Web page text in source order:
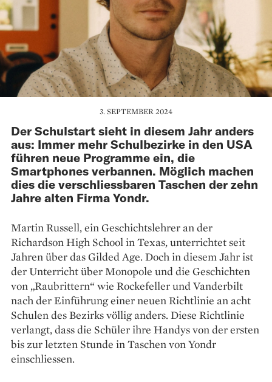
3. SEPTEMBER 2024
Der Schulstart sieht in diesem Jahr anders
aus: Immer mehr Schulbezirke in den USA
führen neue Programme ein, die
Smartphones verbannen. Möglich machen
dies die verschliessbaren Taschen der zehn
Jahre alten Firma Yondr.
Martin Russell, ein Geschichtslehrer an der
Richardson High School in Texas, unterrichtet seit
Jahren über das Gilded Age. Doch in diesem Jahr ist
der Unterricht über Monopole und die Geschichten
von „Raubrittern“ wie Rockefeller und Vanderbilt
nach der Einführung einer neuen Richtlinie an acht
Schulen des Bezirks völlig anders. Diese Richtlinie
verlangt, dass die Schüler ihre Handys von der ersten
bis zur letzten Stunde in Taschen von Yondr
einschliessen.